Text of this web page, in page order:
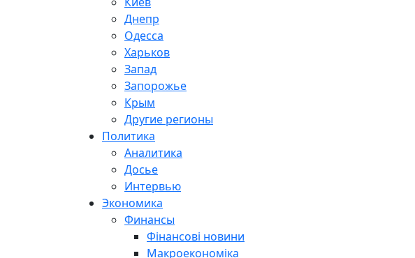
Днепр
Одесса
Харьков
Запад
Запорожье
Крым
Другие регионы
Политика
Аналитика
Досье
Интервью
Экономика
Финансы
Фінансові новини
Макроекономіка